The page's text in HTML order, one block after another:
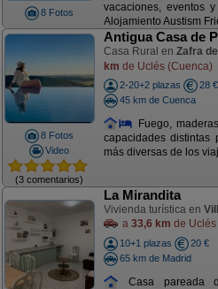
8 Fotos
vacaciones, eventos
Alojamiento Austism
8 Fotos
Video
(3 comentarios)
Antigua Casa de
Casa Rural en Zafra
km de Uclés (Cuenca)
2-20+2 plazas
28 €
45 km de Cuenca
Fuego,
capacidades distintas
más diversas de los
La Mirandita
Vivienda turística en
a 33,6 km de
10+1 plazas
20 €
65 km de Madrid
Casa pareada